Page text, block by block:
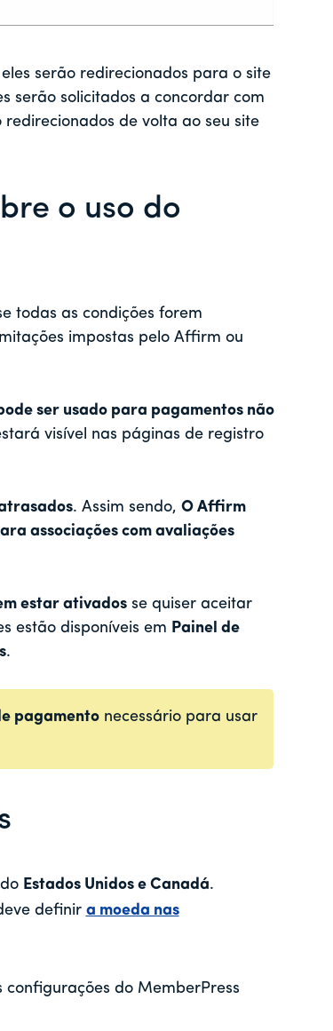
serão redirecionados para o site
serão solicitados a concordar com
de volta ao seu site
o uso do
todas as condições forem
impostas pelo Affirm ou
ser usado para pagamentos não
visível nas páginas de registro
. Assim sendo, O Affirm
associações com avaliações
estar ativadosse quiser aceitar
estão disponíveis em Painel de
.
pagamento necessário para usar
Estados Unidos e Canadá.
definir a moeda nas
configurações do MemberPress